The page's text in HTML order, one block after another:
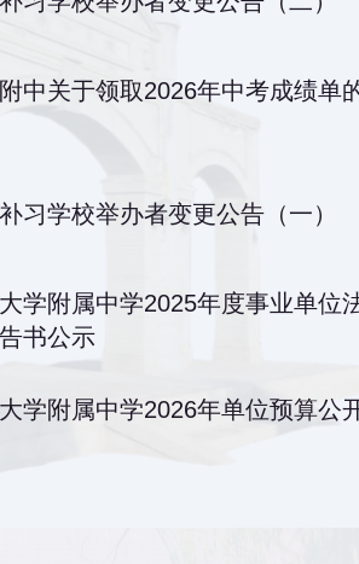
中关于领取2026年中考成绩单
习学校举办者变更公告（一）
学附属中学2025年度事业单位
书公示
学附属中学2026年单位预算公